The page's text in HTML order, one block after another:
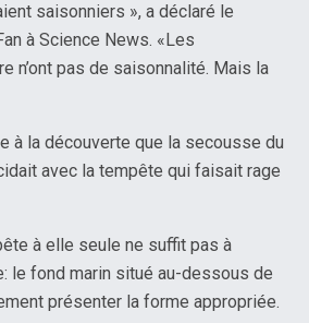
saisonniers », a déclaré le
à Science News. «Les
n’ont pas de saisonnalité. Mais la
à la découverte que la secousse du
avec la tempête qui faisait rage
à elle seule ne suffit pas à
le fond marin situé au-dessous de
présenter la forme appropriée.